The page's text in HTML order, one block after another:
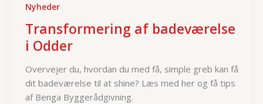
Nyheder
Transformering af badeværelse
i Odder
Overvejer du, hvordan du med få, simple greb kan få
dit badeværelse til at shine? Læs med her og få tips
af Benga Byggerådgivning.